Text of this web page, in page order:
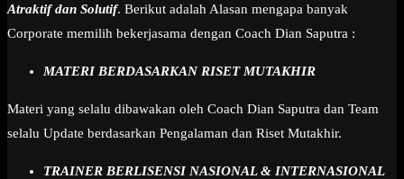
Atraktif dan Solutif. Berikut adalah Alasan mengapa banyak
Corporate memilih bekerjasama dengan Coach Dian Saputra :
MATERI BERDASARKAN RISET MUTAKHIR
Materi yang selalu dibawakan oleh Coach Dian Saputra dan Team
selalu Update berdasarkan Pengalaman dan Riset Mutakhir.
TRAINER BERLISENSI NASIONAL & INTERNASIONAL